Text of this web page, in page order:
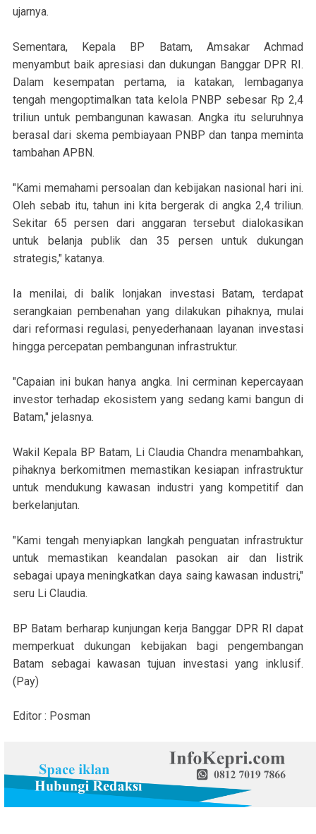
ujarnya.
Sementara, Kepala BP Batam, Amsakar Achmad
menyambut baik apresiasi dan dukungan Banggar DPR RI.
Dalam kesempatan pertama, ia katakan, lembaganya
tengah mengoptimalkan tata kelola PNBP sebesar Rp 2,4
triliun untuk pembangunan kawasan. Angka itu seluruhnya
berasal dari skema pembiayaan PNBP dan tanpa meminta
tambahan APBN.
"Kami memahami persoalan dan kebijakan nasional hari ini.
Oleh sebab itu, tahun ini kita bergerak di angka 2,4 triliun.
Sekitar 65 persen dari anggaran tersebut dialokasikan
untuk belanja publik dan 35 persen untuk dukungan
strategis," katanya.
Ia menilai, di balik lonjakan investasi Batam, terdapat
serangkaian pembenahan yang dilakukan pihaknya, mulai
dari reformasi regulasi, penyederhanaan layanan investasi
hingga percepatan pembangunan infrastruktur.
"Capaian ini bukan hanya angka. Ini cerminan kepercayaan
investor terhadap ekosistem yang sedang kami bangun di
Batam," jelasnya.
Wakil Kepala BP Batam, Li Claudia Chandra menambahkan,
pihaknya berkomitmen memastikan kesiapan infrastruktur
untuk mendukung kawasan industri yang kompetitif dan
berkelanjutan.
"Kami tengah menyiapkan langkah penguatan infrastruktur
untuk memastikan keandalan pasokan air dan listrik
sebagai upaya meningkatkan daya saing kawasan industri,"
seru Li Claudia.
BP Batam berharap kunjungan kerja Banggar DPR RI dapat
memperkuat dukungan kebijakan bagi pengembangan
Batam sebagai kawasan tujuan investasi yang inklusif.
(Pay)
Editor : Posman